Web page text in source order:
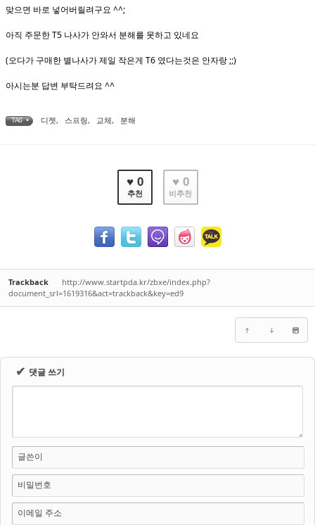
맞으면 바로 넣어버릴려구요 ^^;
아직 주문한 T5 나사가 안와서 분해를 못하고 있네요
(오다가 구매한 별나사가 제일 작은게 T6 였다는것은 안자랑 ;;)
아시는분 답변 부탁드려요 ^^
TAG • 디젯, 스프링, 교체, 분해
♥ 0
추천
♥ 0
비추천
Trackback
http://www.startpda.kr/zbxe/index.php?
document_srl=1619316&act=trackback&key=ed9
✔ 댓글 쓰기
글쓴이
비밀번호
이메일 주소